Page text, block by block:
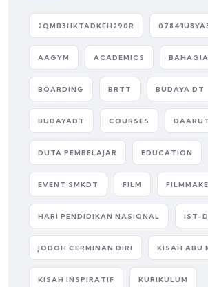
2QMB3HKTADKEH290R
AAGYM ACADEMICS BAHAGIA
BOARDING BRTT BUDAYA DT
BUDAYADT COURSES
DUTA PEMBELAJAR EDUCATION
EVENT SMKDT FILM
HARI PENDIDIKAN NASIONAL IST-
JODOH CERMINAN DIRI KISAH ABU
KISAH INSPIRATIF KURIKULUM